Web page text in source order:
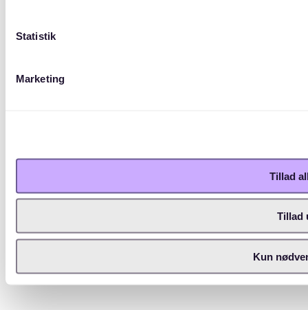
Statistik
Marketing
Tillad
Tillad
Kun